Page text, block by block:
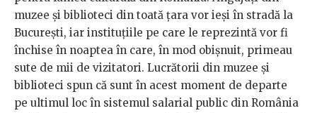
muzee și biblioteci din toată țara vor ieși în stradă la
București, iar instituțiile pe care le reprezintă vor fi
închise în noaptea în care, în mod obișnuit, primeau
sute de mii de vizitatori. Lucrătorii din muzee și
biblioteci spun că sunt în acest moment de departe
pe ultimul loc în sistemul salarial public din România